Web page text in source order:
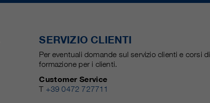
SERVIZIO CLIENTI
Per eventuali domande sul servizio clienti e corsi di
formazione per i clienti.
Customer Service
T +39 0472 727711